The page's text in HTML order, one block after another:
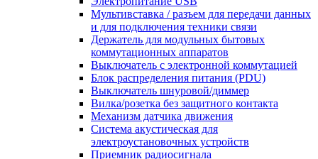
Мультивставка / разъем для передачи данных
и для подключения техники связи
Держатель для модульных бытовых
коммутационных аппаратов
Выключатель с электронной коммутацией
Блок распределения питания (PDU)
Выключатель шнуровой/диммер
Вилка/розетка без защитного контакта
Механизм датчика движения
Система акустическая для
электроустановочных устройств
Приемник радиосигнала